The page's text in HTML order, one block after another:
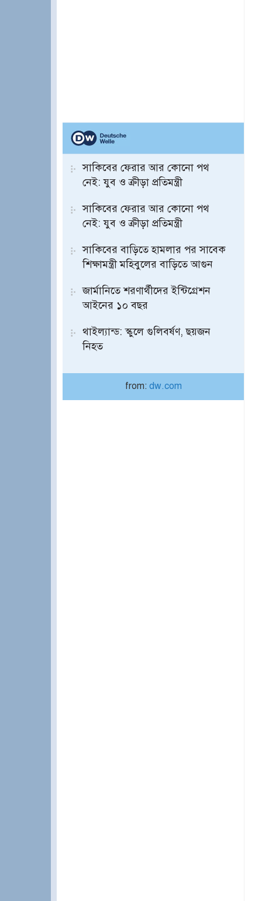
সাকিবের ফেরার আর কোনো পথ
নেই: যুব ও ক্রীড়া প্রতিমন্ত্রী
সাকিবের ফেরার আর কোনো পথ
নেই: যুব ও ক্রীড়া প্রতিমন্ত্রী
সাকিবের বাড়িতে হামলার পর সাবেক
শিক্ষামন্ত্রী মহিবুলের বাড়িতে আগুন
জার্মানিতে শরণার্থীদের ইন্টিগ্রেশন
আইনের ১০ বছর
থাইল্যান্ড: স্কুলে গুলিবর্ষণ, ছয়জন
নিহত
from: dw.com